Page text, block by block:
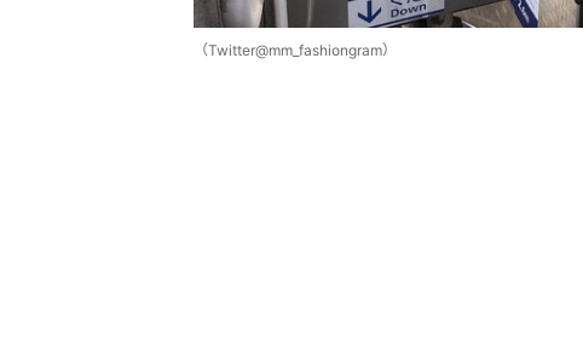
（Twitter@mm_fashiongram）